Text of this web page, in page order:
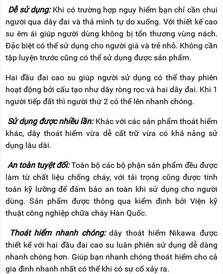
Dễ sử dụng: Khi có trường hợp nguy hiểm bạn chỉ cần chui
người qua dây đai và thả mình tự do xuống. Với thiết kế cao
su êm ái giúp người dùng không bị tổn thương vùng nách.
Đặc biệt có thể sử dụng cho người già và trẻ nhỏ. Không cần
tập luyện trước cũng có thể sử dụng được sản phẩm.
Hai đầu đai cao su giúp người sử dụng có thể thay phiên
hoạt động bởi cấu tạo như dây ròng rọc và hai dây đai. Khi 1
người tiếp đất thì người thứ 2 có thể lên nhanh chóng.
Sử dụng được nhiều lần:Khác với các sản phẩm thoát hiểm
khác, dây thoát hiểm vừa dễ cất trữ vừa có khả năng sử
dụng lâu dài.
An toàn tuyệt đối:Toàn bộ các bộ phận sản phẩm đều được
làm từ chất liệu chống cháy, với tải trọng cũng được tính
toán kỹ lưỡng để đảm bảo an toàn khi sử dụng cho người
dùng. Sản phẩm được thông qua kiểm định bởi Viện kỹ
thuật công nghiệp chữa cháy Hàn Quốc.
Thoát hiểm nhanh chóng:dây thoát hiểm Nikawa được
thiết kế với hai đầu đai cao su luân phiên sử dụng dễ dàng
nhanh chóng hơn. Giúp bạn nhanh chóng thoát hiểm cho cả
gia đình nhanh nhất có thể khi có sự cố xảy ra.